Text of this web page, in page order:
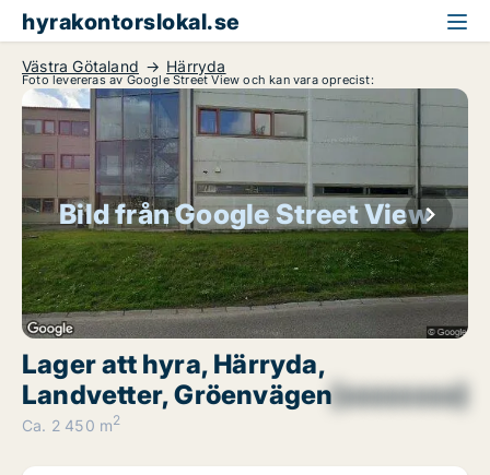
hyrakontorslokal.se
Västra Götaland Härryda
Foto levereras av Google Street View och kan vara oprecist:
Bild från Google Street View
Lager att hyra, Härryda,
Landvetter, Gröenvägen[xxxxxxxx]
Ca. 2 450 m2